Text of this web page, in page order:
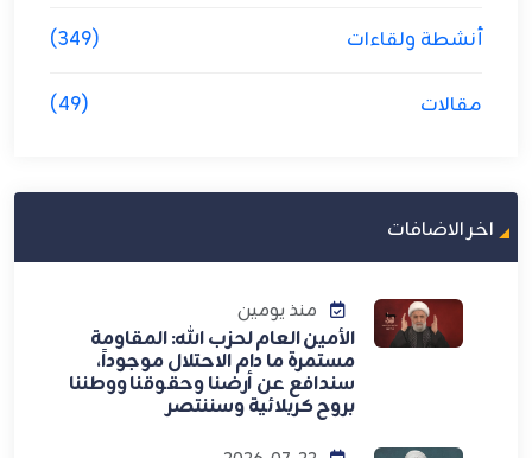
أنشطة ولقاءات (349)
مقالات (49)
اخر الاضافات
منذ يومين
الأمين العام لحزب الله: المقاومة
مستمرة ما دام الاحتلال موجوداً،
سندافع عن أرضنا وحقوقنا ووطننا
بروح كربلائية وسننتصر